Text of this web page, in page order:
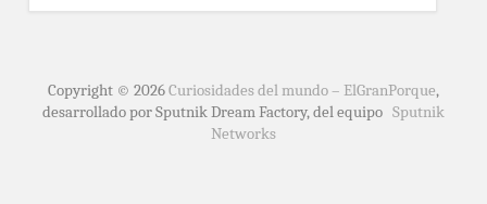
Copyright © 2026Curiosidades del mundo – ElGranPorque,
desarrollado por Sputnik Dream Factory, del equipo Sputnik
Networks